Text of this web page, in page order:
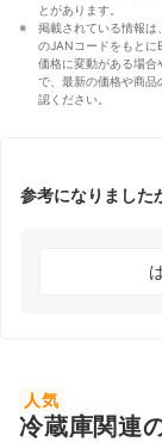
とがあります。
掲載されている情報は
のJANコードをもとに
価格に変動がある場合
で、最新の価格や商品
認ください。
参考になりました
人気
冷蔵庫関連